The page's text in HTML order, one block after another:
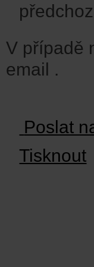
V případě
email .
Poslat
Tisknout